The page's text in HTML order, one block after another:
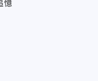
憶